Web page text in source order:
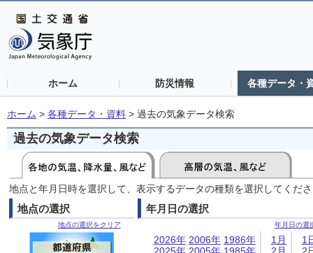
ホーム 防災情報 各種データ・
ホーム > 各種データ・資料 > 過去の気象データ検索
過去の気象データ検索
地点と年月日時を選択して、表示するデータの種類を選択してくだ
地点の選択
地点の選択をクリア
年月日の選択
年月日の選
2026年 2006年 1986年
1月
1